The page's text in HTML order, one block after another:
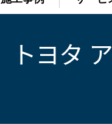
トヨタ